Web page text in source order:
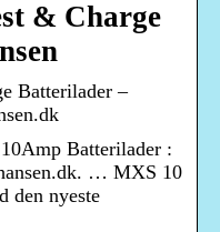
& Charge
Batterilader –
Batterilader :
… MXS 10
den nyeste